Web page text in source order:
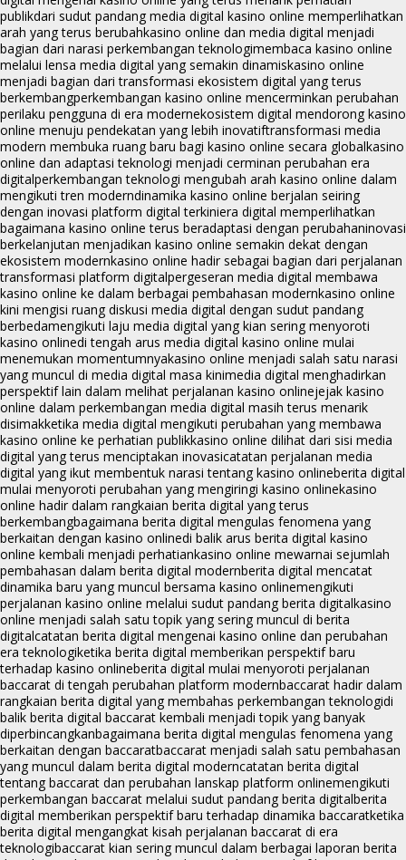
publikdari sudut pandang media digital kasino online memperlihatkan
arah yang terus berubahkasino online dan media digital menjadi
bagian dari narasi perkembangan teknologimembaca kasino online
melalui lensa media digital yang semakin dinamiskasino online
menjadi bagian dari transformasi ekosistem digital yang terus
berkembangperkembangan kasino online mencerminkan perubahan
perilaku pengguna di era modernekosistem digital mendorong kasino
online menuju pendekatan yang lebih inovatiftransformasi media
modern membuka ruang baru bagi kasino online secara globalkasino
online dan adaptasi teknologi menjadi cerminan perubahan era
digitalperkembangan teknologi mengubah arah kasino online dalam
mengikuti tren moderndinamika kasino online berjalan seiring
dengan inovasi platform digital terkiniera digital memperlihatkan
bagaimana kasino online terus beradaptasi dengan perubahaninovasi
berkelanjutan menjadikan kasino online semakin dekat dengan
ekosistem modernkasino online hadir sebagai bagian dari perjalanan
transformasi platform digitalpergeseran media digital membawa
kasino online ke dalam berbagai pembahasan modernkasino online
kini mengisi ruang diskusi media digital dengan sudut pandang
berbedamengikuti laju media digital yang kian sering menyoroti
kasino onlinedi tengah arus media digital kasino online mulai
menemukan momentumnyakasino online menjadi salah satu narasi
yang muncul di media digital masa kinimedia digital menghadirkan
perspektif lain dalam melihat perjalanan kasino onlinejejak kasino
online dalam perkembangan media digital masih terus menarik
disimakketika media digital mengikuti perubahan yang membawa
kasino online ke perhatian publikkasino online dilihat dari sisi media
digital yang terus menciptakan inovasicatatan perjalanan media
digital yang ikut membentuk narasi tentang kasino onlineberita digital
mulai menyoroti perubahan yang mengiringi kasino onlinekasino
online hadir dalam rangkaian berita digital yang terus
berkembangbagaimana berita digital mengulas fenomena yang
berkaitan dengan kasino onlinedi balik arus berita digital kasino
online kembali menjadi perhatiankasino online mewarnai sejumlah
pembahasan dalam berita digital modernberita digital mencatat
dinamika baru yang muncul bersama kasino onlinemengikuti
perjalanan kasino online melalui sudut pandang berita digitalkasino
online menjadi salah satu topik yang sering muncul di berita
digitalcatatan berita digital mengenai kasino online dan perubahan
era teknologiketika berita digital memberikan perspektif baru
terhadap kasino onlineberita digital mulai menyoroti perjalanan
baccarat di tengah perubahan platform modernbaccarat hadir dalam
rangkaian berita digital yang membahas perkembangan teknologidi
balik berita digital baccarat kembali menjadi topik yang banyak
diperbincangkanbagaimana berita digital mengulas fenomena yang
berkaitan dengan baccaratbaccarat menjadi salah satu pembahasan
yang muncul dalam berita digital moderncatatan berita digital
tentang baccarat dan perubahan lanskap platform onlinemengikuti
perkembangan baccarat melalui sudut pandang berita digitalberita
digital memberikan perspektif baru terhadap dinamika baccaratketika
berita digital mengangkat kisah perjalanan baccarat di era
teknologibaccarat kian sering muncul dalam berbagai laporan berita